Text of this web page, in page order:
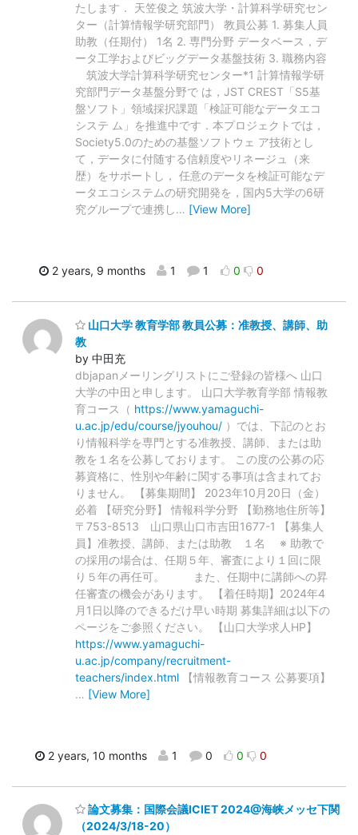
たします． 天笠俊之 筑波大学・計算科学研究セン
ター（計算情報学研究部門） 教員公募 1. 募集人員
助教（任期付） 1名 2. 専門分野 データベース，デ
ータ工学およびビッグデータ基盤技術 3. 職務内容
筑波大学計算科学研究センター*1 計算情報学研
究部門データ基盤分野で は，JST CREST「S5基
盤ソフト」領域採択課題「検証可能なデータエコ
システ ム」を推進中です．本プロジェクトでは，
Society5.0のための基盤ソフトウェ ア技術とし
て，データに付随する信頼度やリネージュ（来
歴）をサポートし， 任意のデータを検証可能なデ
ータエコシステムの研究開発を，国内5大学の6研
究グループで連携し… [View More]
2 years, 9 months 1 1 0 0
山口大学 教育学部 教員公募：准教授、講師、助
教
by 中田充
dbjapanメーリングリストにご登録の皆様へ 山口
大学の中田と申します。 山口大学教育学部 情報教
育コース（ https://www.yamaguchi-
u.ac.jp/edu/course/jyouhou/ ）では、下記のとお
り情報科学を専門とする准教授、講師、または助
教を１名を公募しております。 この度の公募の応
募資格に、性別や年齢に関する事項は含まれてお
りません。 【募集期間】 2023年10月20日（金）
必着 【研究分野】 情報科学分野 【勤務地住所等】
〒753-8513 山口県山口市吉田1677-1 【募集人
員】准教授、講師、または助教 １名 ※ 助教で
の採用の場合は、任期５年、審査により１回に限
り５年の再任可。 また、任期中に講師への昇
任審査の機会があります。 【着任時期】2024年4
月1日以降のできるだけ早い時期 募集詳細は以下の
ページをご参照ください。 【山口大学求人HP】
https://www.yamaguchi-
u.ac.jp/company/recruitment-
teachers/index.html 【情報教育コース 公募要項】
… [View More]
2 years, 10 months 1 0 0 0
論文募集：国際会議ICIET 2024@海峡メッセ下関
（2024/3/18-20）